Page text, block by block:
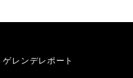
ゲレンデレポート